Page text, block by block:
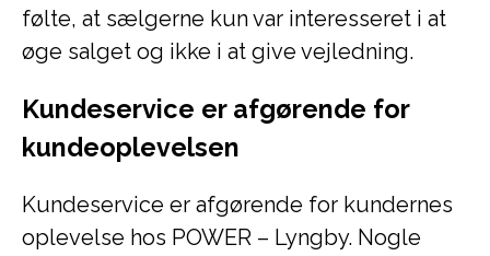
følte, at sælgerne kun var interesseret i at
øge salget og ikke i at give vejledning.
Kundeservice er afgørende for
kundeoplevelsen
Kundeservice er afgørende for kundernes
oplevelse hos POWER – Lyngby. Nogle